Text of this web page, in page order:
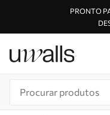
PRONTO